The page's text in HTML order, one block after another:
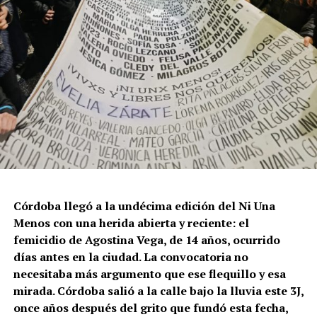
Córdoba llegó a la undécima edición del Ni Una
Menos con una herida abierta y reciente: el
femicidio de Agostina Vega, de 14 años, ocurrido
días antes en la ciudad. La convocatoria no
necesitaba más argumento que ese flequillo y esa
mirada. Córdoba salió a la calle bajo la lluvia este 3J,
once años después del grito que fundó esta fecha,